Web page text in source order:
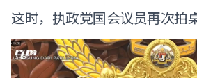
这时，执政党国会议员再次拍